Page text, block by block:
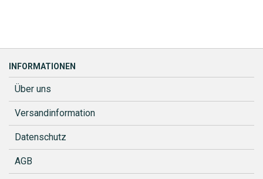
INFORMATIONEN
Über uns
Versandinformation
Datenschutz
AGB